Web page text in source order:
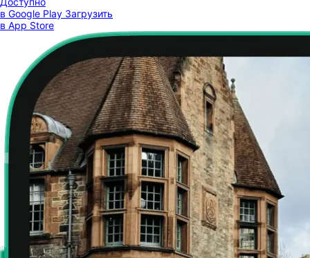
в Google Play Загрузить
в App Store